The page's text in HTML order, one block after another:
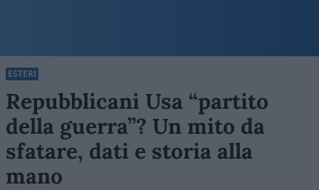
ESTERI
Repubblicani Usa “partito
della guerra”? Un mito da
sfatare, dati e storia alla
mano